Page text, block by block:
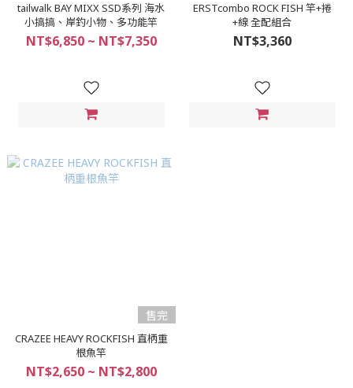
tailwalk BAY MIXX SSD系列 海水
小搞搞、岸釣小物、多功能竿
NT$6,850 ~ NT$7,350
ERSTcombo ROCK FISH 竿+捲
+線 全配組合
NT$3,360
售完
CRAZEE HEAVY ROCKFISH 直柄重
根魚竿
NT$2,650 ~ NT$2,800